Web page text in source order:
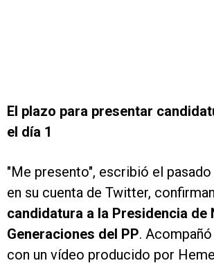
El plazo para presentar
el día 1
"Me presento", escribió el
en su cuenta de Twitter,
candidatura a la Presidencia de
Generaciones del PP.
con un vídeo producido por